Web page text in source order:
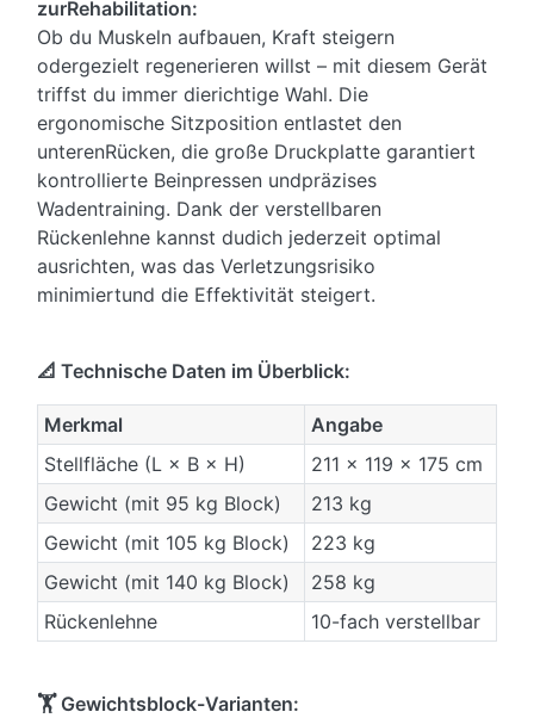
zurRehabilitation:
Ob du Muskeln aufbauen, Kraft steigern
odergezielt regenerieren willst – mit diesem Gerät
triffst du immer dierichtige Wahl. Die
ergonomische Sitzposition entlastet den
unterenRücken, die große Druckplatte garantiert
kontrollierte Beinpressen undpräzises
Wadentraining. Dank der verstellbaren
Rückenlehne kannst dudich jederzeit optimal
ausrichten, was das Verletzungsrisiko
minimiertund die Effektivität steigert.
📐 Technische Daten im Überblick:
Merkmal
Angabe
Stellfläche (L × B × H)
211 × 119 × 175 cm
Gewicht (mit 95 kg Block)
213 kg
Gewicht (mit 105 kg Block)
223 kg
Gewicht (mit 140 kg Block)
258 kg
Rückenlehne
10-fach verstellbar
🏋️ Gewichtsblock-Varianten: